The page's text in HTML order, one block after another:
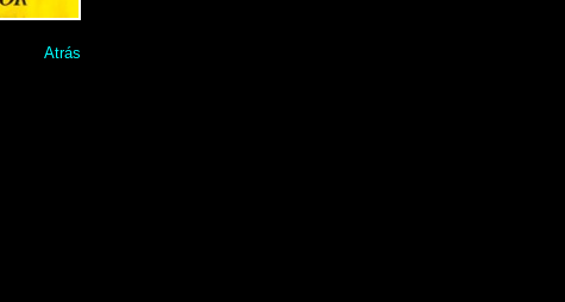
Atrás